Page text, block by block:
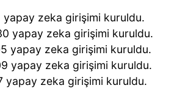
yapay zeka girişimi kuruldu.
yapay zeka girişimi kuruldu.
yapay zeka girişimi kuruldu.
yapay zeka girişimi kuruldu.
yapay zeka girişimi kuruldu.